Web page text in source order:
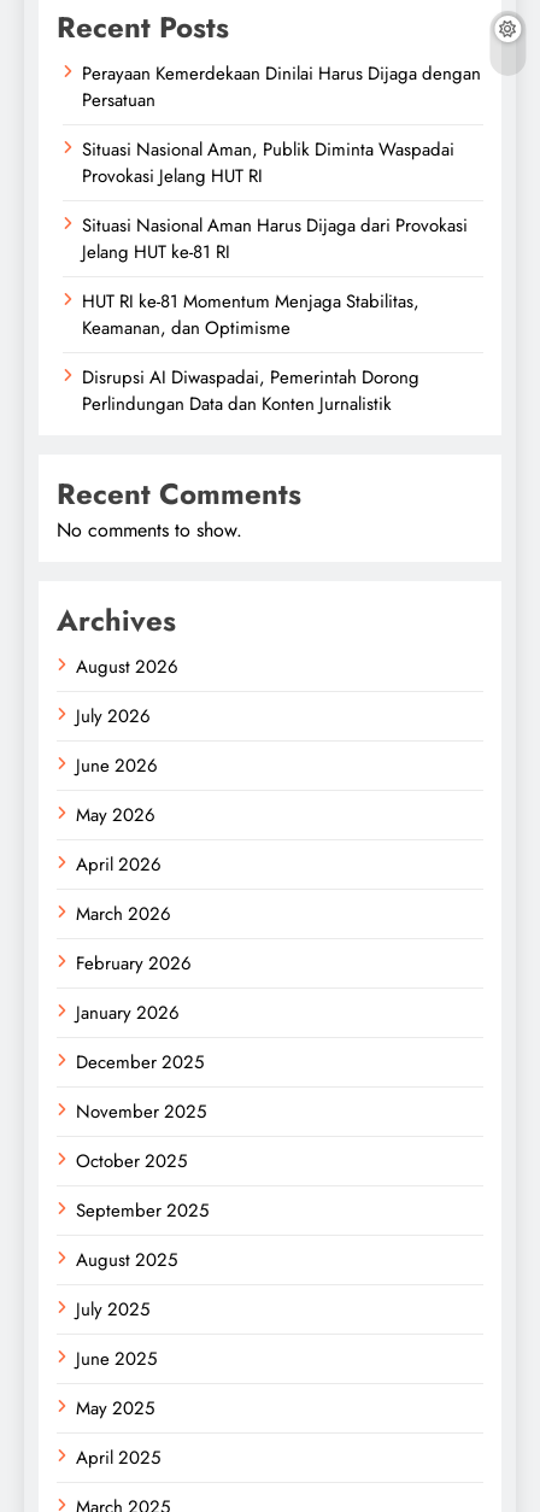
Recent Posts
Perayaan Kemerdekaan Dinilai Harus Dijaga dengan
Persatuan
Situasi Nasional Aman, Publik Diminta Waspadai
Provokasi Jelang HUT RI
Situasi Nasional Aman Harus Dijaga dari Provokasi
Jelang HUT ke-81 RI
HUT RI ke-81 Momentum Menjaga Stabilitas,
Keamanan, dan Optimisme
Disrupsi AI Diwaspadai, Pemerintah Dorong
Perlindungan Data dan Konten Jurnalistik
Recent Comments
No comments to show.
Archives
August 2026
July 2026
June 2026
May 2026
April 2026
March 2026
February 2026
January 2026
December 2025
November 2025
October 2025
September 2025
August 2025
July 2025
June 2025
May 2025
April 2025